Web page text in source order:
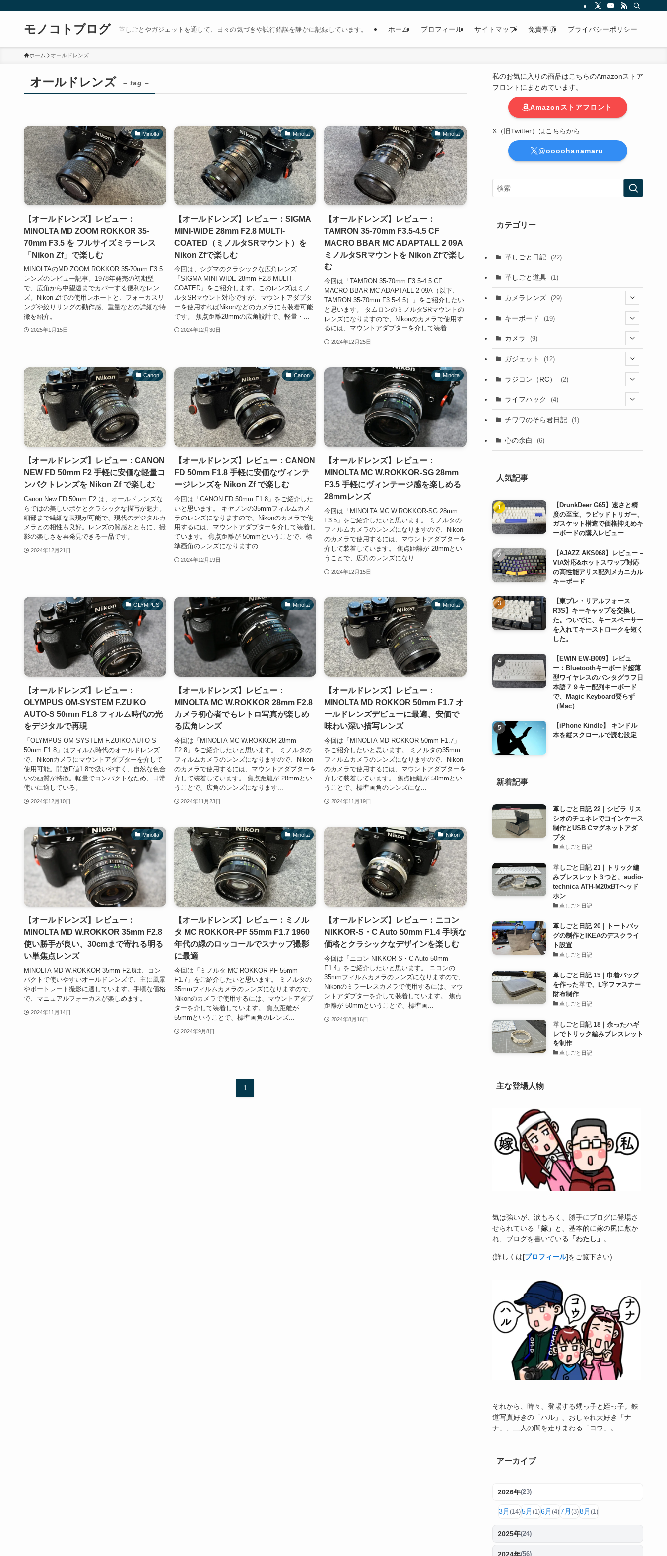
モノコトブログ 革しごとやガジェットを通して、日々の気づきや試行錯誤を静かに記録しています。 ホーム プロフィール サイトマップ 免責事項 プライバシーポリシー
ホーム オールドレンズ
オールドレンズ – tag –
Minolta
【オールドレンズ】レビュー：
MINOLTA MD ZOOM ROKKOR 35-
70mm F3.5 を フルサイズミラーレス
「Nikon Zf」で楽しむ
MINOLTAのMD ZOOM ROKKOR 35-70mm F3.5
レンズのレビュー記事。1978年発売の初期型
で、広角から中望遠までカバーする便利なレン
ズ。Nikon Zfでの使用レポートと、フォーカスリ
ングや絞りリングの動作感、重量などの詳細な特
徴を紹介。
2025年1月15日
Minolta
【オールドレンズ】レビュー：SIGMA
MINI-WIDE 28mm F2.8 MULTI-
COATED（ミノルタSRマウント）を
Nikon Zfで楽しむ
今回は、シグマのクラシックな広角レンズ
「SIGMA MINI-WIDE 28mm F2.8 MULTI-
COATED」をご紹介します。このレンズはミノ
ルタSRマウント対応ですが、マウントアダプタ
ーを使用すればNikonなどのカメラにも装着可能
です。 焦点距離28mmの広角設計で、軽量・...
2024年12月30日
Minolta
【オールドレンズ】レビュー：
TAMRON 35-70mm F3.5-4.5 CF
MACRO BBAR MC ADAPTALL 2 09A
ミノルタSRマウントを Nikon Zfで楽し
む
今回は「TAMRON 35-70mm F3.5-4.5 CF
MACRO BBAR MC ADAPTALL 2 09A（以下、
TAMRON 35-70mm F3.5-4.5）」をご紹介したい
と思います。 タムロンのミノルタSRマウントの
レンズになりますので、Nikonのカメラで使用す
るには、マウントアダプターを介して装着...
2024年12月25日
Canon
【オールドレンズ】レビュー：CANON
NEW FD 50mm F2 手軽に安価な軽量コ
ンパクトレンズを Nikon Zf で楽しむ
Canon New FD 50mm F2 は、オールドレンズな
らではの美しいボケとクラシックな描写が魅力。
細部まで繊細な表現が可能で、現代のデジタルカ
メラとの相性も良好。レンズの質感とともに、撮
影の楽しさを再発見できる一品です。
2024年12月21日
Canon
【オールドレンズ】レビュー：CANON
FD 50mm F1.8 手軽に安価なヴィンテ
ージレンズを Nikon Zf で楽しむ
今回は「CANON FD 50mm F1.8」をご紹介した
いと思います。 キヤノンの35mmフィルムカメ
ラのレンズになりますので、Nikonのカメラで使
用するには、マウントアダプターを介して装着し
ています。 焦点距離が 50mmということで、標
準画角のレンズになりますの...
2024年12月19日
Minolta
【オールドレンズ】レビュー：
MINOLTA MC W.ROKKOR-SG 28mm
F3.5 手軽にヴィンテージ感を楽しめる
28mmレンズ
今回は「MINOLTA MC W.ROKKOR-SG 28mm
F3.5」をご紹介したいと思います。 ミノルタの
フィルムカメラのレンズになりますので、Nikon
のカメラで使用するには、マウントアダプターを
介して装着しています。 焦点距離が 28mmとい
うことで、広角のレンズになり...
2024年12月15日
OLYMPUS
【オールドレンズ】レビュー：
OLYMPUS OM-SYSTEM F.ZUIKO
AUTO-S 50mm F1.8 フィルム時代の光
をデジタルで再現
「OLYMPUS OM-SYSTEM F.ZUIKO AUTO-S
50mm F1.8」はフィルム時代のオールドレンズ
で、Nikonカメラにマウントアダプターを介して
使用可能。開放F値1.8で扱いやすく、自然な色合
いの画質が特徴。軽量でコンパクトなため、日常
使いに適している。
2024年12月10日
Minolta
【オールドレンズ】レビュー：
MINOLTA MC W.ROKKOR 28mm F2.8
カメラ初心者でもレトロ写真が楽しめ
る広角レンズ
今回は「MINOLTA MC W.ROKKOR 28mm
F2.8」をご紹介したいと思います。 ミノルタの
フィルムカメラのレンズになりますので、Nikon
のカメラで使用するには、マウントアダプターを
介して装着しています。 焦点距離が 28mmとい
うことで、広角のレンズになります...
2024年11月23日
Minolta
【オールドレンズ】レビュー：
MINOLTA MD ROKKOR 50mm F1.7 オ
ールドレンズデビューに最適、安価で
味わい深い描写レンズ
今回は「MINOLTA MD ROKKOR 50mm F1.7」
をご紹介したいと思います。 ミノルタの35mm
フィルムカメラのレンズになりますので、Nikon
のカメラで使用するには、マウントアダプターを
介して装着しています。 焦点距離が 50mmとい
うことで、標準画角のレンズにな...
2024年11月19日
Minolta
【オールドレンズ】レビュー：
MINOLTA MD W.ROKKOR 35mm F2.8
使い勝手が良い、30cmまで寄れる明る
い単焦点レンズ
MINOLTA MD W.ROKKOR 35mm F2.8は、コン
パクトで使いやすいオールドレンズで、主に風景
やポートレート撮影に適しています。手頃な価格
で、マニュアルフォーカスが楽しめます。
2024年11月14日
Minolta
【オールドレンズ】レビュー：ミノル
タ MC ROKKOR-PF 55mm F1.7 1960
年代の緑のロッコールでスナップ撮影
に最適
今回は「ミノルタ MC ROKKOR-PF 55mm
F1.7」をご紹介したいと思います。 ミノルタの
35mmフィルムカメラのレンズになりますので、
Nikonのカメラで使用するには、マウントアダプ
ターを介して装着しています。 焦点距離が
55mmということで、標準画角のレンズ...
2024年9月8日
Nikon
【オールドレンズ】レビュー：ニコン
NIKKOR-S・C Auto 50mm F1.4 手頃な
価格とクラシックなデザインを楽しむ
今回は「ニコン NIKKOR-S・C Auto 50mm
F1.4」をご紹介したいと思います。 ニコンの
35mmフィルムカメラのレンズになりますので、
Nikonのミラーレスカメラで使用するには、マウ
ントアダプターを介して装着しています。 焦点
距離が 50mmということで、標準画...
2024年8月16日
1
私のお気に入りの商品はこちらのAmazonストア
フロントにまとめています。
Amazonストアフロント
X（旧Twitter）はこちらから
@oooohanamaru
カテゴリー
革しごと日記 (22)
革しごと道具 (1)
カメラレンズ (29)
(8)
(3)
(1)
(1)
(2)
(1)
キーボード (19)
(1)
(3)
(3)
(1)
(1)
(1)
(1)
カメラ (9)
(7)
(2)
ガジェット (12)
(1)
ラジコン（RC） (2)
ライフハック (4)
(2)
(2)
チワワのそら君日記 (1)
心の余白 (6)
人気記事
【DrunkDeer G65】速さと精
度の至宝、ラピッドトリガー、
ガスケット構造で価格抑えめキ
ーボードの購入レビュー
【AJAZZ AKS068】レビュー –
VIA対応&ホットスワップ対応
の高性能アリス配列メカニカル
キーボード
【東プレ・リアルフォース
R3S】キーキャップを交換し
た。ついでに、キースペーサー
を入れてキーストロークを短く
した。
【EWIN EW-B009】レビュ
ー：Bluetoothキーボード超薄
型ワイヤレスのパンタグラフ日
本語７９キー配列キーボード
で、Magic Keyboard要らず
（Mac）
【iPhone Kindle】 キンドル
本を縦スクロールで読む設定
新着記事
革しごと日記 22｜シビラ リス
シオのチェネレでコインケース
制作とUSB Cマグネットアダ
プタ
革しごと日記
革しごと日記 21｜トリック編
みブレスレット３つと、audio-
technica ATH-M20xBTヘッド
ホン
革しごと日記
革しごと日記 20｜トートバッ
グの制作とIKEAのデスクライ
ト設置
革しごと日記
革しごと日記 19｜巾着バッグ
を作った革で、L字ファスナー
財布制作
革しごと日記
革しごと日記 18｜余ったハギ
レでトリック編みブレスレット
を制作
革しごと日記
主な登場人物
気は強いが、涙もろく、勝手にブログに登場さ
せられている
「嫁」 と、基本的に嫁の尻に敷か
れ、ブログを書いている
「わたし」 。
(詳しくは[プロフィール]をご覧下さい)
それから、時々、登場する甥っ子と姪っ子。鉄
道写真好きの「ハル」、おしゃれ大好き「ナ
ナ」、二人の間を走りまわる「コウ」。
アーカイブ
2026年(23)
3月 (14)5月 (1)6月 (4)7月 (3)8月 (1)
2025年(24)
2024年(56)